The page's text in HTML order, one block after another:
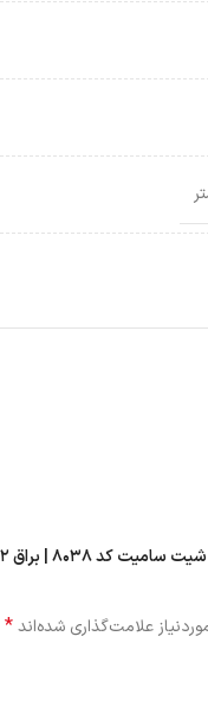
اولین کسی باشید که دیدگاهی می نویسد “ماربل شیت سامیت کد ۸۰۳۸ | براق ۲
علامت‌گذاری شده‌اند*